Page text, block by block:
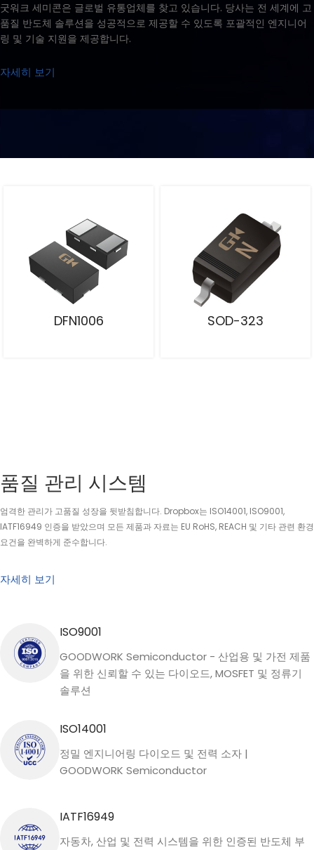
굿워크 세미콘은 글로벌 유통업체를 찾고 있습니다. 당사는 전 세계에 고
품질 반도체 솔루션을 성공적으로 제공할 수 있도록 포괄적인 엔지니어
링 및 기술 지원을 제공합니다.
자세히 보기
DFN1006 SOD-323
품질 관리 시스템
엄격한 관리가 고품질 성장을 뒷받침합니다. Dropbox는 ISO14001, ISO9001,
IATF16949 인증을 받았으며 모든 제품과 자료는 EU RoHS, REACH 및 기타 관련 환경
요건을 완벽하게 준수합니다.
자세히 보기
ISO9001
GOODWORK Semiconductor - 산업용 및 가전 제품
을 위한 신뢰할 수 있는 다이오드, MOSFET 및 정류기
솔루션
ISO14001
정밀 엔지니어링 다이오드 및 전력 소자 |
GOODWORK Semiconductor
IATF16949
자동차, 산업 및 전력 시스템을 위한 인증된 반도체 부